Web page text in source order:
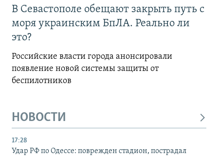
В Севастополе обещают закрыть путь с
моря украинским БпЛА. Реально ли
это?
Российские власти города анонсировали
появление новой системы защиты от
беспилотников
НОВОСТИ
17:28
Удар РФ по Одессе: поврежден стадион, пострадал